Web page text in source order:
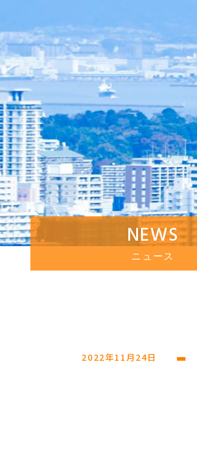
NEWS
ニュース
2022年11月24日